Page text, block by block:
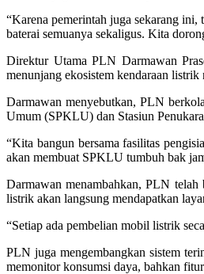
“Karena pemerintah juga sekarang
baterai semuanya sekaligus. Kita
Direktur Utama PLN Darmawan
menunjang ekosistem kendaraan
Darmawan menyebutkan, PLN
Umum (SPKLU) dan Stasiun
“Kita bangun bersama fasilitas
akan membuat SPKLU tumbuh bak
Darmawan menambahkan, PLN
listrik akan langsung mendapatkan
“Setiap ada pembelian mobil listrik
PLN juga mengembangkan sistem
memonitor konsumsi daya, bahkan